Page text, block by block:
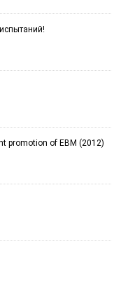
promotion of EBM (2012)